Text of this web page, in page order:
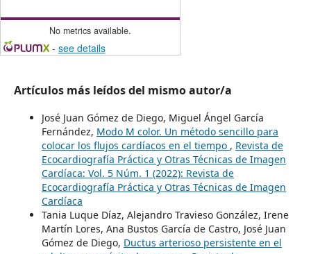
No metrics available.
- see details
Artículos más leídos del mismo autor/a
José Juan Gómez de Diego, Miguel Ángel García
Fernández, Modo M color. Un método sencillo para
colocar los flujos cardíacos en el tiempo , Revista de
Ecocardiografía Práctica y Otras Técnicas de Imagen
Cardíaca: Vol. 5 Núm. 1 (2022): Revista de
Ecocardiografía Práctica y Otras Técnicas de Imagen
Cardíaca
Tania Luque Díaz, Alejandro Travieso González, Irene
Martín Lores, Ana Bustos García de Castro, José Juan
Gómez de Diego, Ductus arterioso persistente en el